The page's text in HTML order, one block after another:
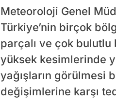
Meteoroloji Genel
Türkiye’nin birçok
parçalı ve çok
yüksek kesimlerinde
yağışların görülmesi
değişimlerine karşı